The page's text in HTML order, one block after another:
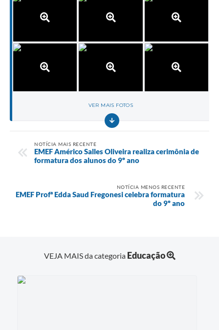
VER MAIS FOTOS
NOTÍCIA MAIS RECENTE
EMEF Américo Salles Oliveira realiza cerimônia de
formatura dos alunos do 9º ano
NOTÍCIA MENOS RECENTE
EMEF Profª Edda Saud Fregonesi celebra formatura
do 9º ano
VEJA MAIS da categoria Educação